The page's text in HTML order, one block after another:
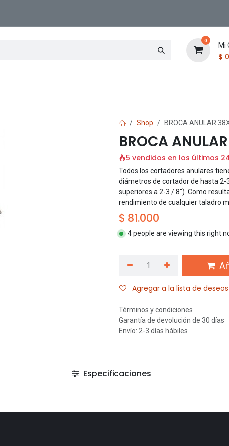
0
Mi
$ 0
Shop BROCA ANULAR
BROCA
5 vendidos en los últimos
Todos los cortadores anulares
diámetros de cortador de hasta
superiores a 2-3 / 8"). Como
rendimiento de cualquier taladro
$ 81.000
4 people are viewing this right
Agregar a la lista de deseos
Términos y condiciones
Garantía de devolución de 30 días
Envío: 2-3 días hábiles
Especificaciones